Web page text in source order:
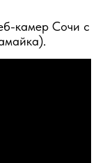
камер Сочи с